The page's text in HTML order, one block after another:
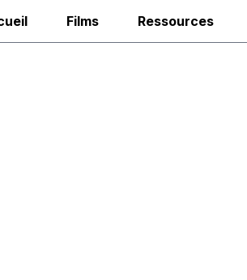
Films Ressources